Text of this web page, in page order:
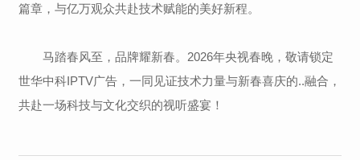
篇章，与亿万观众共赴技术赋能的美好新程。
马踏春风至，品牌耀新春。2026年央视春晚，敬请锁定
世华中科IPTV广告，一同见证技术力量与新春喜庆的..融合，
共赴一场科技与文化交织的视听盛宴！